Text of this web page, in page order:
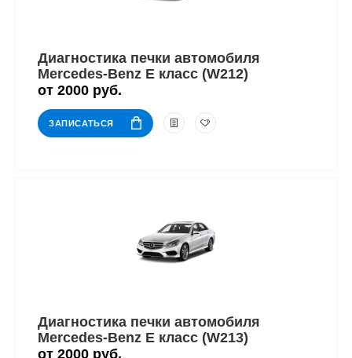
Диагностика печки автомобиля
Mercedes-Benz E класс (W212)
от 2000 руб.
ЗАПИСАТЬСЯ
Диагностика печки автомобиля
Mercedes-Benz E класс (W213)
от 2000 руб.